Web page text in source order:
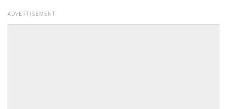
ADVERTISEMENT